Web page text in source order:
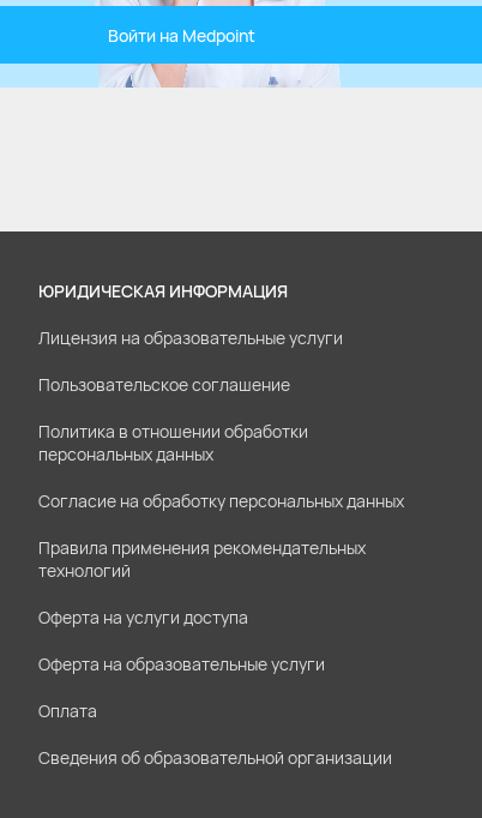
Войти на Medpoint
ЮРИДИЧЕСКАЯ ИНФОРМАЦИЯ
Лицензия на образовательные услуги
Пользовательское соглашение
Политика в отношении обработки
персональных данных
Согласие на обработку персональных данных
Правила применения рекомендательных
технологий
Оферта на услуги доступа
Оферта на образовательные услуги
Оплата
Сведения об образовательной организации